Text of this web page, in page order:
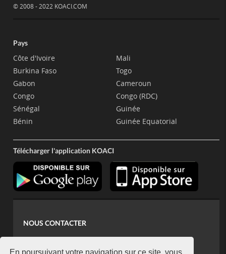
En poursuivant votre navigation sur ce site, vous
© 2008 - 2022 KOACI.COM
Pays
Côte d'Ivoire
Burkina Faso
Gabon
Congo
Sénégal
Bénin
Mali
Togo
Cameroun
Congo (RDC)
Guinée
Guinée Equatorial
Télécharger l'application KOACI
NOUS CONTACTER